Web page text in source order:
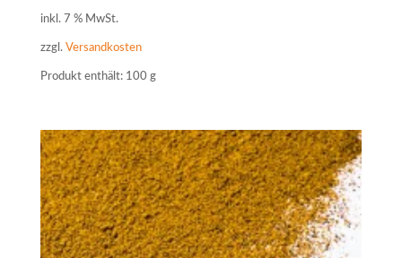
inkl. 7 % MwSt.
zzgl. Versandkosten
Produkt enthält: 100 g